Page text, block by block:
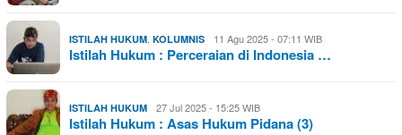
ISTILAH HUKUM KOLUMNIS 11 Agu 2025 - 07:11 WIB
Istilah Hukum : Perceraian di Indonesia …
ISTILAH HUKUM 27 Jul 2025 - 15:25 WIB
Istilah Hukum : Asas Hukum Pidana (3)